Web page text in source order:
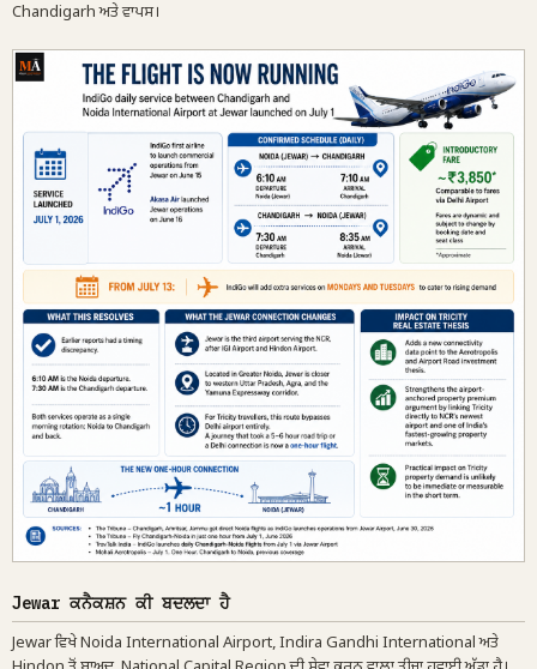
Chandigarh ਅਤੇ ਵਾਪਸ।
Jewar ਕਨੈਕਸ਼ਨ ਕੀ ਬਦਲਦਾ ਹੈ
Jewar ਵਿਖੇ Noida International Airport, Indira Gandhi International ਅਤੇ